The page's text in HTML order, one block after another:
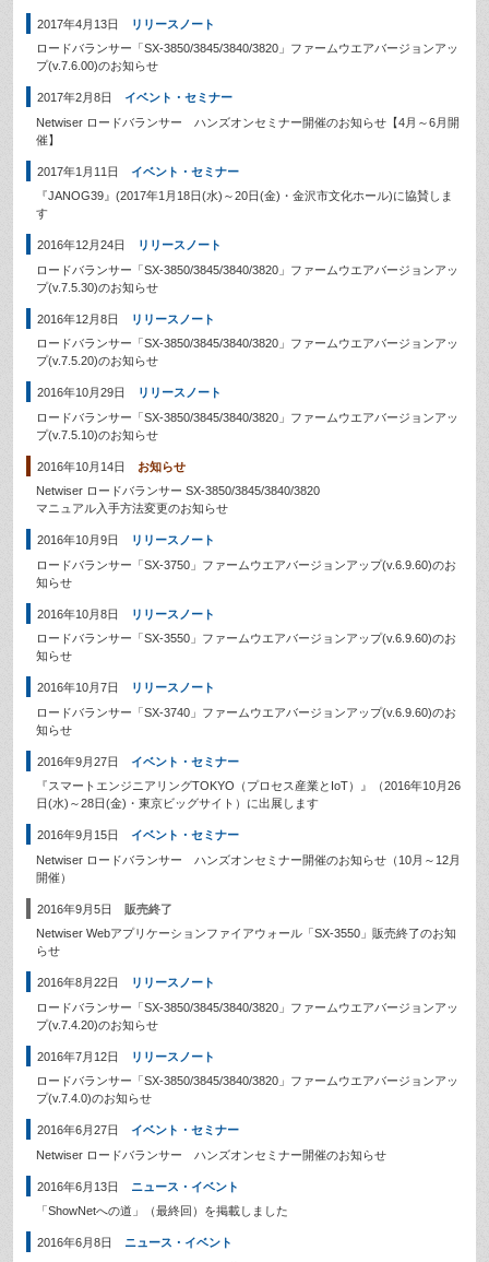
2017年4月13日
リリースノート
ロードバランサー「SX-3850/3845/3840/3820」ファームウエアバージョンアッ
プ(v.7.6.00)のお知らせ
2017年2月8日
イベント・セミナー
Netwiser ロードバランサー ハンズオンセミナー開催のお知らせ【4月～6月開
催】
2017年1月11日
イベント・セミナー
『JANOG39』(2017年1月18日(水)～20日(金)・金沢市文化ホール)に協賛しま
す
2016年12月24日
リリースノート
ロードバランサー「SX-3850/3845/3840/3820」ファームウエアバージョンアッ
プ(v.7.5.30)のお知らせ
2016年12月8日
リリースノート
ロードバランサー「SX-3850/3845/3840/3820」ファームウエアバージョンアッ
プ(v.7.5.20)のお知らせ
2016年10月29日
リリースノート
ロードバランサー「SX-3850/3845/3840/3820」ファームウエアバージョンアッ
プ(v.7.5.10)のお知らせ
2016年10月14日
お知らせ
Netwiser ロードバランサー SX-3850/3845/3840/3820
マニュアル入手方法変更のお知らせ
2016年10月9日
リリースノート
ロードバランサー「SX-3750」ファームウエアバージョンアップ(v.6.9.60)のお
知らせ
2016年10月8日
リリースノート
ロードバランサー「SX-3550」ファームウエアバージョンアップ(v.6.9.60)のお
知らせ
2016年10月7日
リリースノート
ロードバランサー「SX-3740」ファームウエアバージョンアップ(v.6.9.60)のお
知らせ
2016年9月27日
イベント・セミナー
『スマートエンジニアリングTOKYO（プロセス産業とIoT）』（2016年10月26
日(水)～28日(金)・東京ビッグサイト）に出展します
2016年9月15日
イベント・セミナー
Netwiser ロードバランサー ハンズオンセミナー開催のお知らせ（10月～12月
開催）
2016年9月5日
販売終了
Netwiser Webアプリケーションファイアウォール「SX-3550」販売終了のお知
らせ
2016年8月22日
リリースノート
ロードバランサー「SX-3850/3845/3840/3820」ファームウエアバージョンアッ
プ(v.7.4.20)のお知らせ
2016年7月12日
リリースノート
ロードバランサー「SX-3850/3845/3840/3820」ファームウエアバージョンアッ
プ(v.7.4.0)のお知らせ
2016年6月27日
イベント・セミナー
Netwiser ロードバランサー ハンズオンセミナー開催のお知らせ
2016年6月13日
ニュース・イベント
「ShowNetへの道」（最終回）を掲載しました
2016年6月8日
ニュース・イベント